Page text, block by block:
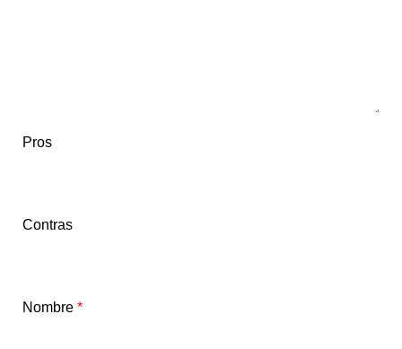
Pros
Contras
Nombre *